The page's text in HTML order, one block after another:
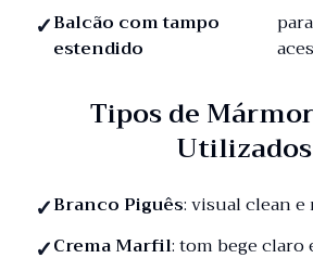
Balcão com tampo
estendido
Tipos de
Utilizados
Branco Piguês: visual clean
Crema Marfil: tom bege claro